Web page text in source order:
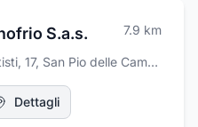
S.a.s. 7.9 km
17, San Pio delle Camere
Dettagli